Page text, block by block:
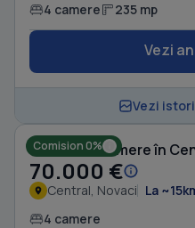
4 camere 235 mp
Vezi
Vezi
Comision 0%
Casă cu 4 camere în
70.000 €
Central, Novaci La
4 camere